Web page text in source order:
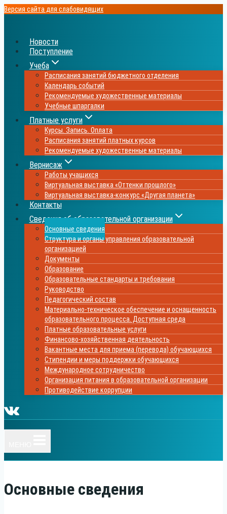
Перейти
Версия сайта для слабовидящих
Новости
Поступление
Учеба
Расписания занятий бюджетного отделения
Календарь событий
Рекомендуемые художественные материалы
Учебные шпаргалки
Платные услуги
Курсы. Запись. Оплата
Расписания занятий платных курсов
Рекомендуемые художественные материалы
Вернисаж
Работы учащихся
Виртуальная выставка «Оттенки прошлого»
Виртуальная выставка-конкурс «Другая планета»
Контакты
Сведения об образовательной организации
Основные сведения
Структура и органы управления образовательной
организацией
Документы
Образование
Образовательные стандарты и требования
Руководство
Педагогический состав
Материально-техническое обеспечение и оснащенность
образовательного процесса. Доступная среда
Платные образовательные услуги
Финансово-хозяйственная деятельность
Вакантные места для приема (перевода) обучающихся
Стипендии и меры поддержки обучающихся
Международное сотрудничество
Организация питания в образовательной организации
Противодействие коррупции
Основные сведения